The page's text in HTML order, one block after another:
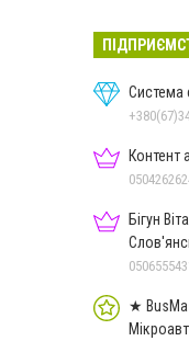
Система
Контент
Бігун
Дон.обл.
★